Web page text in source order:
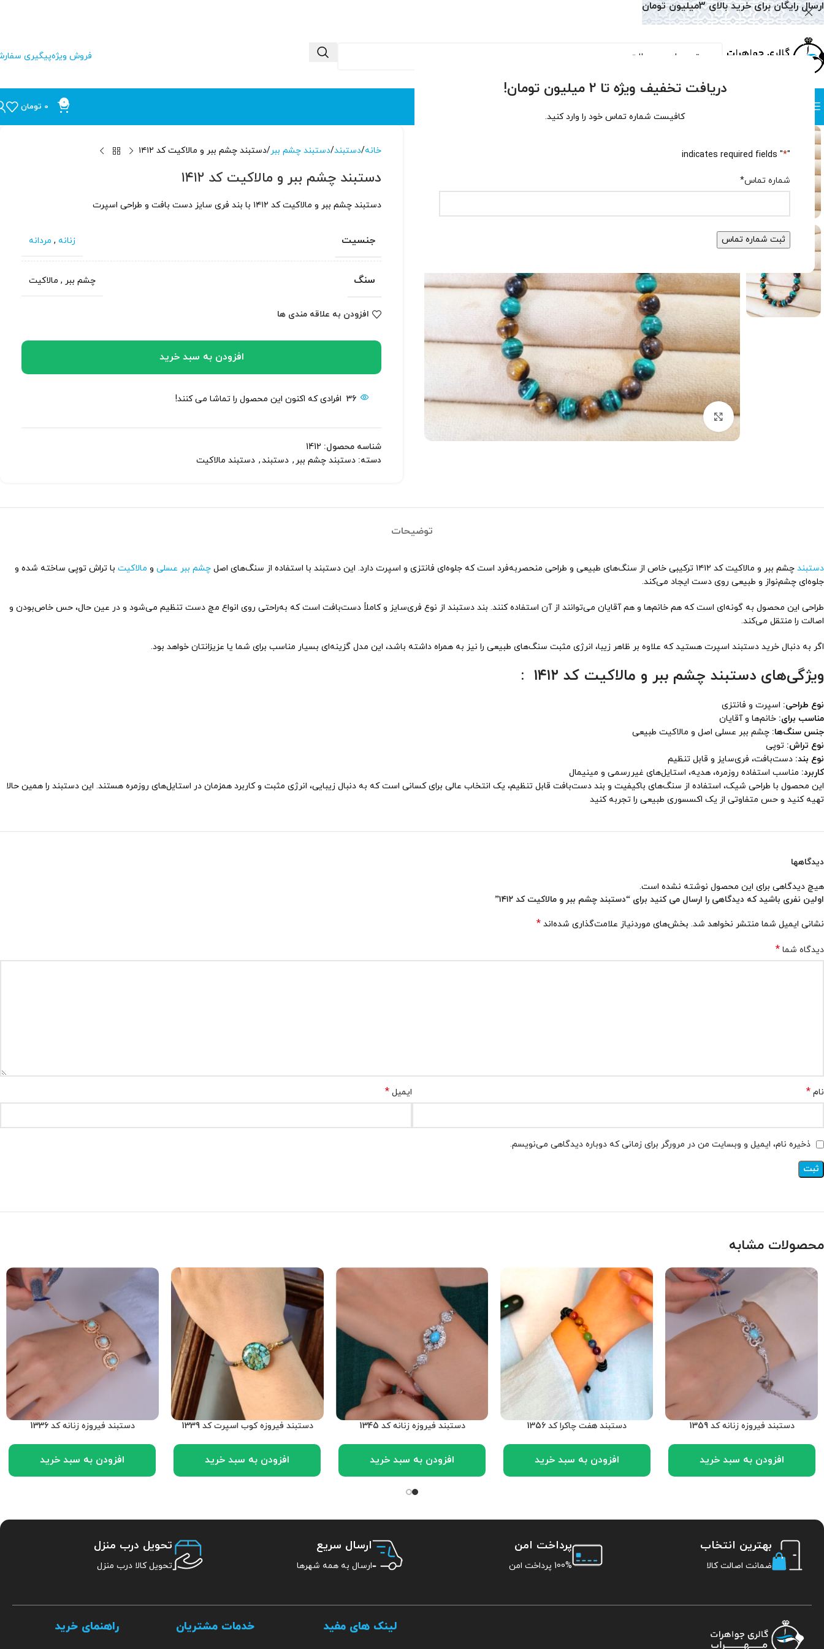
دریافت تخفیف ویژه تا 2 میلیون تومان!
کافیست شماره تماس خود را وارد کنید.
"
*
" indicates required fields
شماره تماس*
فروش ویژهپیگیری
0
0 تومان
برای بزرگنمایی کلیک کنید
خانه دستبند دستبند چشم ببر دستبند چشم ببر و مالاکیت کد ۱۴۱۲
دستبند چشم ببر و مالاکیت کد ۱۴۱۲
دستبند چشم ببر و مالاکیت کد ۱۴۱۲ با بند فری سایز دست بافت و طراحی اسپرت
جنسیت زنانه , مردانه
سنگ چشم ببر , مالاکیت
افزودن به علاقه مندی ها
افزودن به سبد خرید
36 افرادی که اکنون این محصول را تماشا می کنند!
شناسه محصول: 1412
دسته: دستبند چشم ببر , دستبند, دستبند مالاکیت
توضیحات
دستبند چشم ببر و مالاکیت کد ۱۴۱۲ ترکیبی خاص از سنگ‌های طبیعی و طراحی منحصربه‌فرد است که جلوه‌ای فانتزی و اسپرت دارد. این دستبند با استفاده از سنگ‌های اصل چشم ببر عسلی و مالاکیت با تراش توپی ساخته شده و
جلوه‌ای چشم‌نواز و طبیعی روی دست ایجاد می‌کند.
طراحی این محصول به گونه‌ای است که هم خانم‌ها و هم آقایان می‌توانند از آن استفاده کنند. بند دستبند از نوع فری‌سایز و کاملاً دست‌بافت است که به‌راحتی روی انواع مچ دست تنظیم می‌شود و در عین حال، حس خاص‌بودن و
اصالت را منتقل می‌کند.
اگر به دنبال خرید دستبند اسپرت هستید که علاوه بر ظاهر زیبا، انرژی مثبت سنگ‌های طبیعی را نیز به همراه داشته باشد، این مدل گزینه‌ای بسیار مناسب برای شما یا عزیزانتان خواهد بود.
ویژگی‌های دستبند چشم ببر و مالاکیت کد ۱۴۱۲ :
نوع طراحی: اسپرت و فانتزی
مناسب برای: خانم‌ها و آقایان
جنس سنگ‌ها: چشم ببر عسلی اصل و مالاکیت طبیعی
نوع تراش: توپی
نوع بند: دست‌بافت، فری‌سایز و قابل تنظیم
کاربرد: مناسب استفاده روزمره، هدیه، استایل‌های غیررسمی و مینیمال
این محصول با طراحی شیک، استفاده از سنگ‌های باکیفیت و بند دست‌بافت قابل تنظیم، یک انتخاب عالی برای کسانی است که به دنبال زیبایی، انرژی مثبت و کاربرد همزمان در استایل‌های روزمره هستند. این دستبند را همین حالا
تهیه کنید و حس متفاوتی از یک اکسسوری طبیعی را تجربه کنید
دیدگاهها
هیچ دیدگاهی برای این محصول نوشته نشده است.
اولین نفری باشید که دیدگاهی را ارسال می کنید برای “دستبند چشم ببر و مالاکیت کد ۱۴۱۲”
نشانی ایمیل شما منتشر نخواهد شد. بخش‌های موردنیاز علامت‌گذاری شده‌اند *
دیدگاه شما *
نام * ایمیل *
ذخیره نام، ایمیل و وبسایت من در مرورگر برای زمانی که دوباره دیدگاهی می‌نویسم.
محصولات مشابه
دستبند فیروزه زنانه کد 1359
افزودن به سبد خرید
دستبند هفت چاکرا کد 1356
افزودن به سبد خرید
دستبند فیروزه زنانه کد 1345
افزودن به سبد خرید
دستبند فیروزه کوب اسپرت کد 1339
افزودن به سبد خرید
دستبند فیروزه زنانه کد 1336
افزودن به سبد خرید
بهترین انتخاب
ضمانت اصالت کالا
پرداخت امن
100% پرداخت امن
ارسال سریع
ارسال به همه شهرها
تحویل درب منزل
تحویل کالا درب منزل
لینک های مفید خدمات مشتریان راهنمای خرید
ارسال رایگان برای خرید بالای 3میلیون تومان